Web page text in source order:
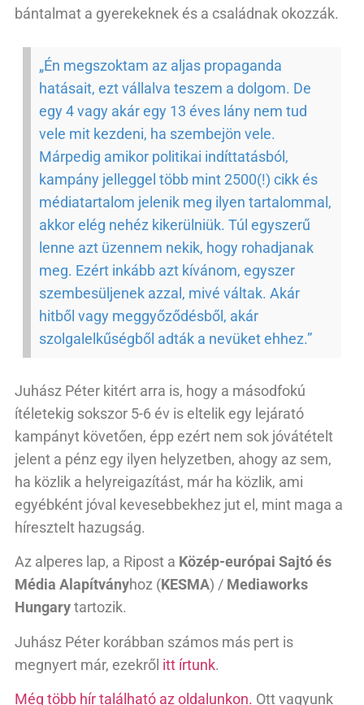
bántalmat a gyerekeknek és a családnak okozzák.
„Én megszoktam az aljas propaganda
hatásait, ezt vállalva teszem a dolgom. De
egy 4 vagy akár egy 13 éves lány nem tud
vele mit kezdeni, ha szembejön vele.
Márpedig amikor politikai indíttatásból,
kampány jelleggel több mint 2500(!) cikk és
médiatartalom jelenik meg ilyen tartalommal,
akkor elég nehéz kikerülniük. Túl egyszerű
lenne azt üzennem nekik, hogy rohadjanak
meg. Ezért inkább azt kívánom, egyszer
szembesüljenek azzal, mivé váltak. Akár
hitből vagy meggyőződésből, akár
szolgalelkűségből adták a nevüket ehhez.”
Juhász Péter kitért arra is, hogy a másodfokú
ítéletekig sokszor 5-6 év is eltelik egy lejárató
kampányt követően, épp ezért nem sok jóvátételt
jelent a pénz egy ilyen helyzetben, ahogy az sem,
ha közlik a helyreigazítást, már ha közlik, ami
egyébként jóval kevesebbekhez jut el, mint maga a
híresztelt hazugság.
Az alperes lap, a Ripost a Közép-európai Sajtó és
Média Alapítványhoz (KESMA) / Mediaworks
Hungarytartozik.
Juhász Péter korábban számos más pert is
megnyert már, ezekről itt írtunk.
Még több hír található az oldalunkon. Ott vagyunk